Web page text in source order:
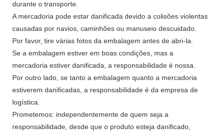
durante o transporte.
A mercadoria pode estar danificada devido a colisões violentas
causadas por navios, caminhões ou manuseio descuidado.
Por favor, tire várias fotos da embalagem antes de abri-la.
Se a embalagem estiver em boas condições, mas a
mercadoria estiver danificada, a responsabilidade é nossa.
Por outro lado, se tanto a embalagem quanto a mercadoria
estiverem danificadas, a responsabilidade é da empresa de
logística.
Prometemos: independentemente de quem seja a
responsabilidade, desde que o produto esteja danificado,